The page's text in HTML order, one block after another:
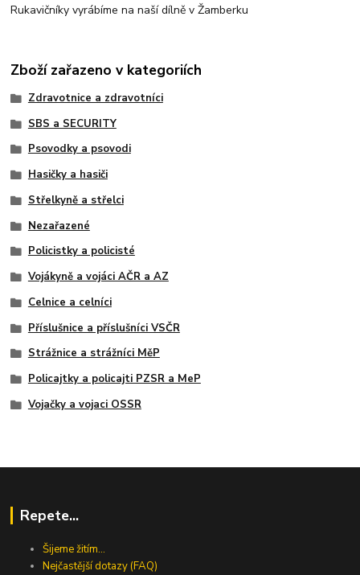
Rukavičníky vyrábíme na naší dílně v Žamberku
Zboží zařazeno v kategoriích
Zdravotnice a zdravotníci
SBS a SECURITY
Psovodky a psovodi
Hasičky a hasiči
Střelkyně a střelci
Nezařazené
Policistky a policisté
Vojákyně a vojáci AČR a AZ
Celnice a celníci
Příslušnice a příslušníci VSČR
Strážnice a strážníci MěP
Policajtky a policajti PZSR a MeP
Vojačky a vojaci OSSR
Repete...
Šijeme žitím...
Nejčastější dotazy (FAQ)